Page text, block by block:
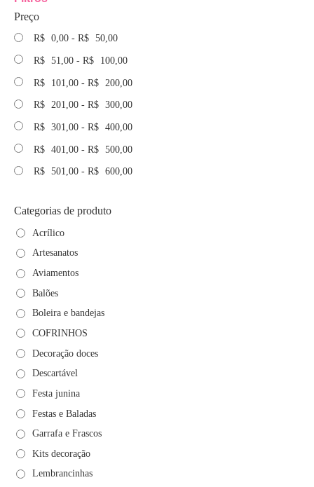
Preço
R$ 0,00 - R$ 50,00
R$ 51,00 - R$ 100,00
R$ 101,00 - R$ 200,00
R$ 201,00 - R$ 300,00
R$ 301,00 - R$ 400,00
R$ 401,00 - R$ 500,00
R$ 501,00 - R$ 600,00
Categorias de produto
Acrílico
Artesanatos
Aviamentos
Balões
Boleira e bandejas
COFRINHOS
Decoração doces
Descartável
Festa junina
Festas e Baladas
Garrafa e Frascos
Kits decoração
Lembrancinhas